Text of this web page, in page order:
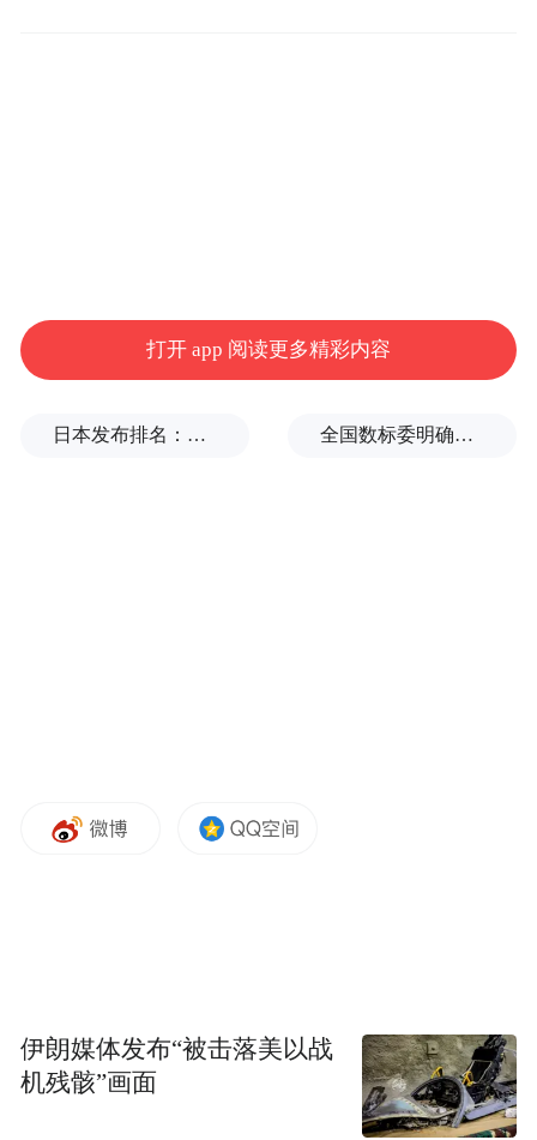
打开 app 阅读更多精彩内容
日本发布排名：中国第1，日本第13 全国数标委明确：所谓“数据国家标准编制费”系冒名收取
伊朗媒体发布“被击落美以战
机残骸”画面